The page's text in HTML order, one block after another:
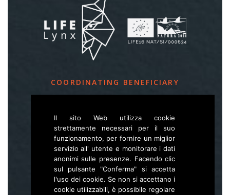
COORDINATING BENEFICIARY
Slovenia Forest Service
Večna pot 2, SI – 1000 Ljubljana
E life.lynx.eu@gmail.com
Wwww.zgs.si
Sitemap
Il sito Web utilizza cookie
strettamente necessari per il suo
funzionamento, per fornire un miglior
servizio all' utente e monitorare i dati
anonimi sulle presenze. Facendo clic
sul pulsante "Conferma" si accetta
l'uso dei cookie. Se non si accettano i
cookie utilizzabili, è possibile regolare